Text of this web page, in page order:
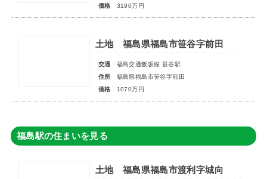
価格
3190万円
土地 福島県福島市笹谷字前田
交通
福島交通飯坂線 笹谷駅
住所
福島県福島市笹谷字前田
価格
1070万円
福島駅の住まいを見る
土地 福島県福島市渡利字城向